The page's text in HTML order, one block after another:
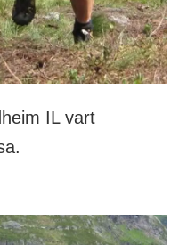
IL vart